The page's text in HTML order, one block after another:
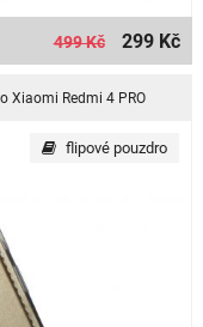
499 Kč 299 Kč
Xiaomi Redmi 4 PRO
flipové pouzdro